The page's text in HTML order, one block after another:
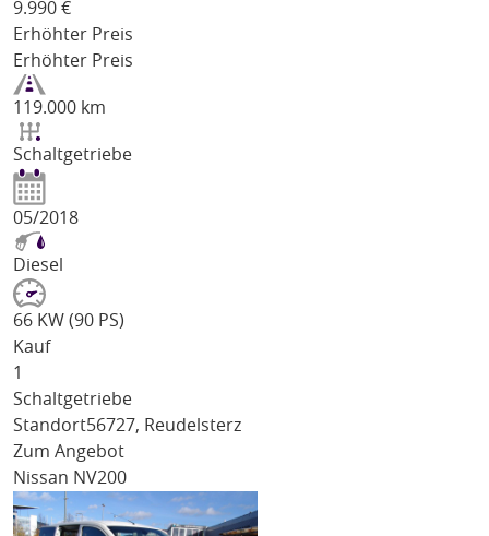
9.990 €
Erhöhter Preis
Erhöhter Preis
119.000 km
Schaltgetriebe
05/2018
Diesel
66 KW (90 PS)
Kauf
1
Schaltgetriebe
Standort56727, Reudelsterz
Zum Angebot
Nissan NV200